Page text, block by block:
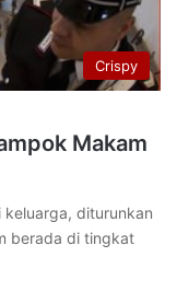
Crispy
Makam
diturunkan
berada di tingkat